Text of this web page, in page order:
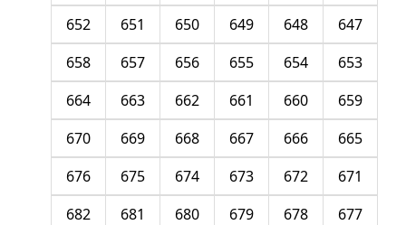
647
648
649
650
651
652
653
654
655
656
657
658
659
660
661
662
663
664
665
666
667
668
669
670
671
672
673
674
675
676
677
678
679
680
681
682